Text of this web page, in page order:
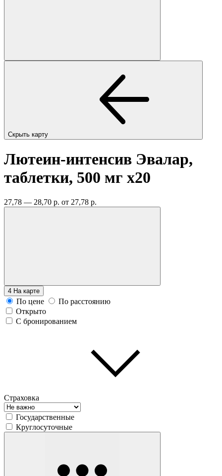
Скрыть карту
Лютеин-интенсив Эвалар,
таблетки, 500 мг x20
27,78 — 28,70 р. от 27,78 р.
4 На карте
По цене
По расстоянию
Открыто
С бронированием
Страховка
Государственные
Круглосуточные